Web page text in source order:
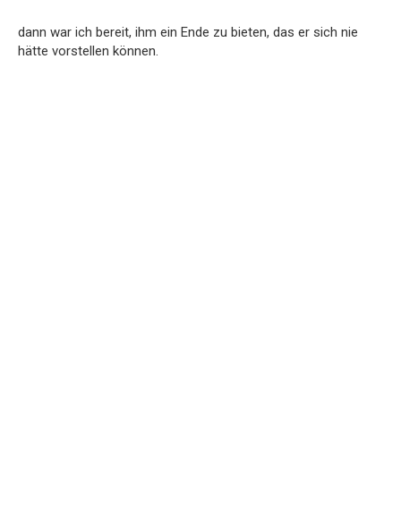
dann war ich bereit, ihm ein Ende zu bieten, das er sich nie
hätte vorstellen können.